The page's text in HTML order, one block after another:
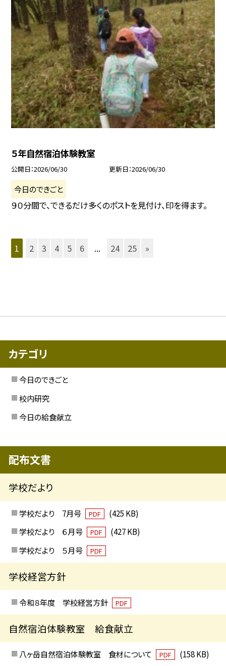
５年自然宿泊体験教室
公開日 2026/06/30 更新日 2026/06/30
今日のできごと
９０分間で、できるだけ多くのポストを見付け、印を得ます。
1 2 3 4 5 6 ... 24 25 »
カテゴリ
今日のできごと
校内研究
今日の給食献立
配布文書
学校だより
学校だより 7月号 PDF
(425 KB)
学校だより ６月号
PDF
(427 KB)
学校だより ５月号
PDF
学校経営方針
令和８年度 学校経営方針 PDF
自然宿泊体験教室 給食献立
八ヶ岳自然宿泊体験教室 食材について PDF (158 KB)